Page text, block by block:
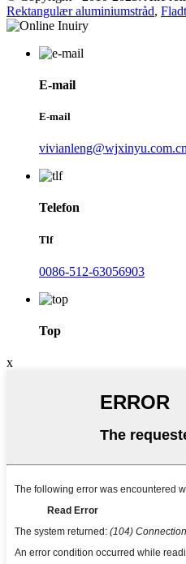
Rektangulær aluminiumstråd,
E-mail
E-mail
vivianleng@wjxinyu.com.cn
Telefon
Tlf
0086-512-63056903
Top
x